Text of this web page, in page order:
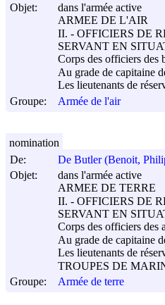
Objet:
dans l'armée active
ARMEE DE L'AIR
II. - OFFICIERS DE
SERVANT EN
Corps des officiers des
Au grade de capitaine
Les lieutenants de
Groupe:
Armée de l'air
De:
De Butler (Benoit,
Objet:
dans l'armée active
ARMEE DE TERRE
II. - OFFICIERS DE
SERVANT EN
Corps des officiers des
Au grade de capitaine
Les lieutenants de
TROUPES DE
Groupe:
Armée de terre
nomination